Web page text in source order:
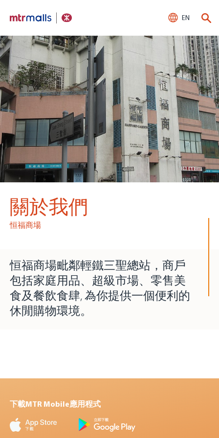
EN
關於我們
恒福商場
恒福商場毗鄰輕鐵三聖總站，商戶
包括家庭用品、超級市場、零售美
食及餐飲食肆, 為你提供一個便利的
休閒購物環境。
下載MTR Mobile應用程式